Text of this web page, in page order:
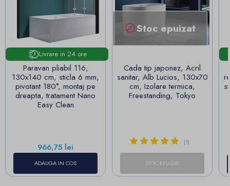
Livrare in 24 ore
Paravan pliabil 116,
130x140 cm, sticla 6 mm,
pivotant 180°, montaj pe
dreapta, tratament Nano
Easy Clean
Pret
966,75 lei
ADAUGA IN COS
Stoc epuizat
Cada tip japonez, Acril
sanitar, Alb Lucios, 130x70
cm, Izolare termica,
Freestanding, Tokyo
(1)
STOC EPUIZAT